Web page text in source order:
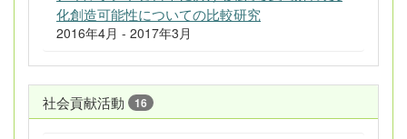
化創造可能性についての比較研究
2016年4月 - 2017年3月
社会貢献活動 16